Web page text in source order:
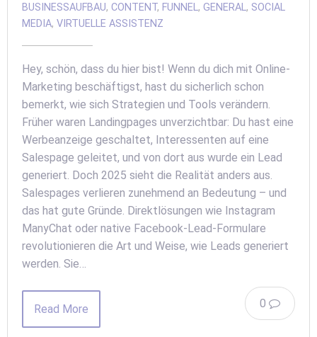
BUSINESSAUFBAU, CONTENT, FUNNEL, GENERAL, SOCIAL
MEDIA, VIRTUELLE ASSISTENZ
Hey, schön, dass du hier bist! Wenn du dich mit Online-
Marketing beschäftigst, hast du sicherlich schon
bemerkt, wie sich Strategien und Tools verändern.
Früher waren Landingpages unverzichtbar: Du hast eine
Werbeanzeige geschaltet, Interessenten auf eine
Salespage geleitet, und von dort aus wurde ein Lead
generiert. Doch 2025 sieht die Realität anders aus.
Salespages verlieren zunehmend an Bedeutung – und
das hat gute Gründe. Direktlösungen wie Instagram
ManyChat oder native Facebook-Lead-Formulare
revolutionieren die Art und Weise, wie Leads generiert
werden. Sie…
0
Read More